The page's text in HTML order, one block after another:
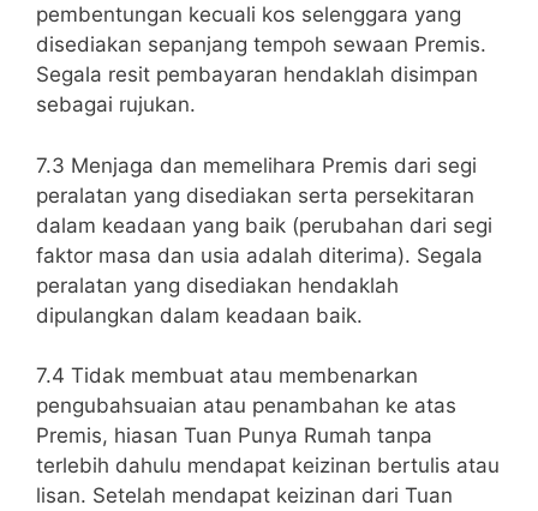
pembentungan kecuali kos selenggara yang
disediakan sepanjang tempoh sewaan Premis.
Segala resit pembayaran hendaklah disimpan
sebagai rujukan.
7.3 Menjaga dan memelihara Premis dari segi
peralatan yang disediakan serta persekitaran
dalam keadaan yang baik (perubahan dari segi
faktor masa dan usia adalah diterima). Segala
peralatan yang disediakan hendaklah
dipulangkan dalam keadaan baik.
7.4 Tidak membuat atau membenarkan
pengubahsuaian atau penambahan ke atas
Premis, hiasan Tuan Punya Rumah tanpa
terlebih dahulu mendapat keizinan bertulis atau
lisan. Setelah mendapat keizinan dari Tuan